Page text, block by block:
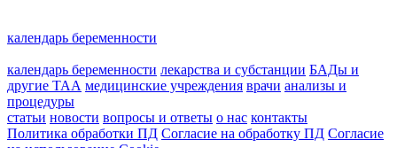
календарь беременности
календарь беременности лекарства и субстанции БАДы и
другие ТАА медицинские учреждения врачи анализы и
процедуры
статьи новости вопросы и ответы о нас контакты
Политика обработки ПД Согласие на обработку ПД Согласие